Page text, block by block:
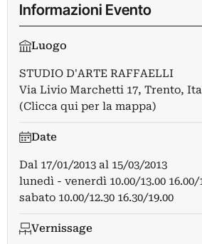
Informazioni Evento
Luogo
STUDIO D'ARTE RAFFAELLI
Via Livio Marchetti 17, Trento,
(Clicca qui per la mappa)
Date
Dal 17/01/2013 al 15/03/2013
lunedì - venerdì 10.00/13.00 16.00/
sabato 10.00/12.30 16.30/19.00
Vernissage